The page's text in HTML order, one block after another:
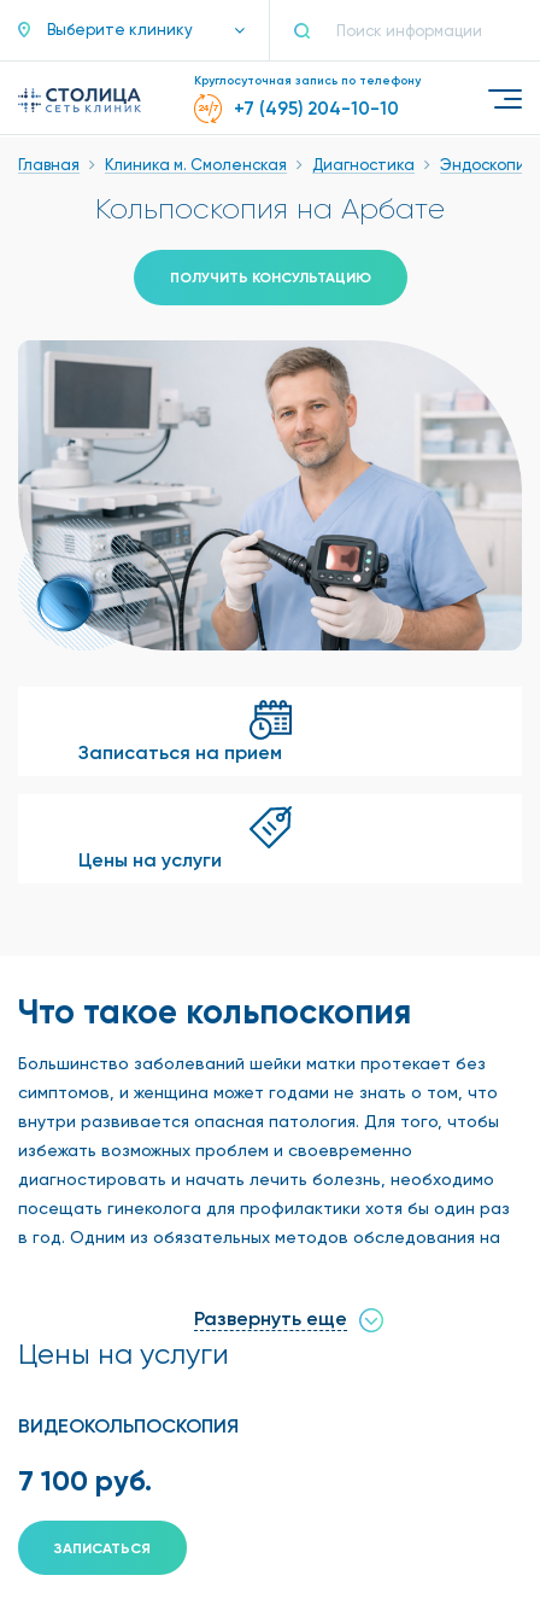
Выберите клинику
Круглосуточная запись по телефону
+7 (495) 204-10-10
Главная Клиника м. Смоленская Диагностика Эндоскопия
Кольпоскопия на Арбате
ПОЛУЧИТЬ КОНСУЛЬТАЦИЮ
Записаться на прием
Цены на услуги
Что такое кольпоскопия
Большинство заболеваний шейки матки протекает без
симптомов, и женщина может годами не знать о том, что
внутри развивается опасная патология. Для того, чтобы
избежать возможных проблем и своевременно
диагностировать и начать лечить болезнь, необходимо
посещать гинеколога для профилактики хотя бы один раз
в год. Одним из обязательных методов обследования на
осмотр к гинекологу и пройти кольпоскопию по выгодной
цене.
оборудование для проведения точной, безопасной и
врачи, среди которых кандидаты наук, имеющие
системы у женщин. О том, что наши клиники являются
одними из ведущих в городе, также свидетельствуют
Развернуть еще
Цены на услуги
ВИДЕОКОЛЬПОСКОПИЯ
7 100 руб.
ЗАПИСАТЬСЯ